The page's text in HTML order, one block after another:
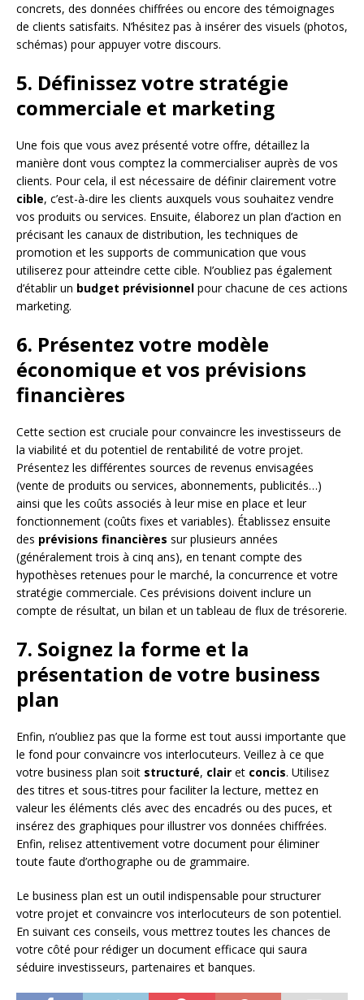
concrets, des données chiffrées ou encore des témoignages
de clients satisfaits. N’hésitez pas à insérer des visuels (photos,
schémas) pour appuyer votre discours.
5. Définissez votre stratégie
commerciale et marketing
Une fois que vous avez présenté votre offre, détaillez la
manière dont vous comptez la commercialiser auprès de vos
clients. Pour cela, il est nécessaire de définir clairement votre
cible, c’est-à-dire les clients auxquels vous souhaitez vendre
vos produits ou services. Ensuite, élaborez un plan d’action en
précisant les canaux de distribution, les techniques de
promotion et les supports de communication que vous
utiliserez pour atteindre cette cible. N’oubliez pas également
d’établir un budget prévisionnel pour chacune de ces actions
marketing.
6. Présentez votre modèle
économique et vos prévisions
financières
Cette section est cruciale pour convaincre les investisseurs de
la viabilité et du potentiel de rentabilité de votre projet.
Présentez les différentes sources de revenus envisagées
(vente de produits ou services, abonnements, publicités…)
ainsi que les coûts associés à leur mise en place et leur
fonctionnement (coûts fixes et variables). Établissez ensuite
des prévisions financières sur plusieurs années
(généralement trois à cinq ans), en tenant compte des
hypothèses retenues pour le marché, la concurrence et votre
stratégie commerciale. Ces prévisions doivent inclure un
compte de résultat, un bilan et un tableau de flux de trésorerie.
7. Soignez la forme et la
présentation de votre business
plan
Enfin, n’oubliez pas que la forme est tout aussi importante que
le fond pour convaincre vos interlocuteurs. Veillez à ce que
votre business plan soit structuré, clair et concis. Utilisez
des titres et sous-titres pour faciliter la lecture, mettez en
valeur les éléments clés avec des encadrés ou des puces, et
insérez des graphiques pour illustrer vos données chiffrées.
Enfin, relisez attentivement votre document pour éliminer
toute faute d’orthographe ou de grammaire.
Le business plan est un outil indispensable pour structurer
votre projet et convaincre vos interlocuteurs de son potentiel.
En suivant ces conseils, vous mettrez toutes les chances de
votre côté pour rédiger un document efficace qui saura
séduire investisseurs, partenaires et banques.